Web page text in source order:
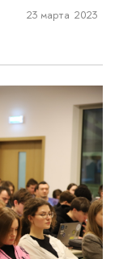
23 марта 2023